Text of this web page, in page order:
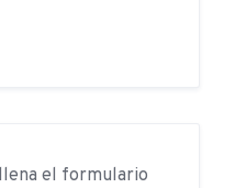
el formulario